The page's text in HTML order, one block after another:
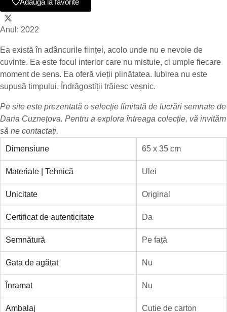
Anul: 2022
Ea există în adâncurile ființei, acolo unde nu e nevoie de
cuvinte. Ea este focul interior care nu mistuie, ci umple fiecare
moment de sens. Ea oferă vieții plinătatea. Iubirea nu este
supusă timpului. Îndrăgostiții trăiesc veșnic.
Pe site este prezentată o selecție limitată de lucrări semnate de
Daria Cuznețova. Pentru a explora întreaga colecție, vă invităm
să ne contactați.
Dimensiune 65 x 35 cm
Materiale | Tehnică Ulei
Unicitate Original
Certificat de autenticitate Da
Semnătură Pe față
Gata de agățat Nu
Înramat Nu
Ambalaj Cutie de carton